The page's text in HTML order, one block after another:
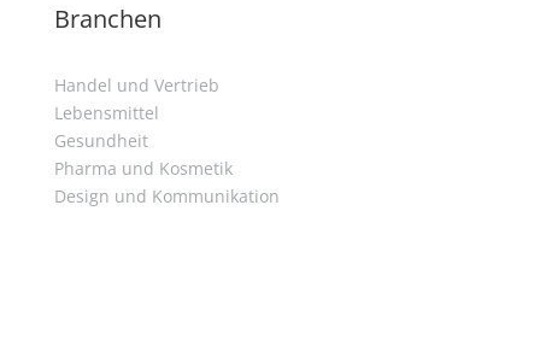
Branchen
Handel und Vertrieb
Lebensmittel
Gesundheit
Pharma und Kosmetik
Design und Kommunikation